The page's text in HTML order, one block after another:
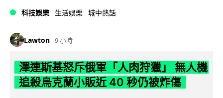
科技娛樂 生活娛樂 城中熱話
Lawton 9 小時
澤連斯基怒斥俄軍「人肉狩獵」 無人機
追殺烏克蘭小販近 40 秒仍被炸傷